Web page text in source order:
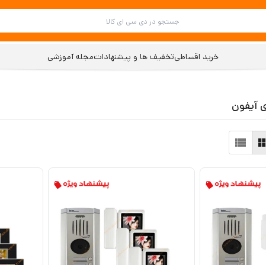
خرید اقساطیتخفیف ها و پیشنهاداتمجله آموزشی